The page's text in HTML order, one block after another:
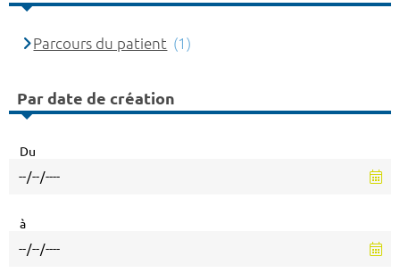
Parcours du patient (1)
Par date de création
Du
à